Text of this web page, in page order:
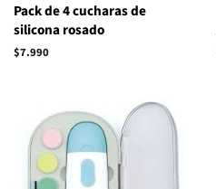
Pack de 4 cucharas de
silicona rosado
Precio
$7.990